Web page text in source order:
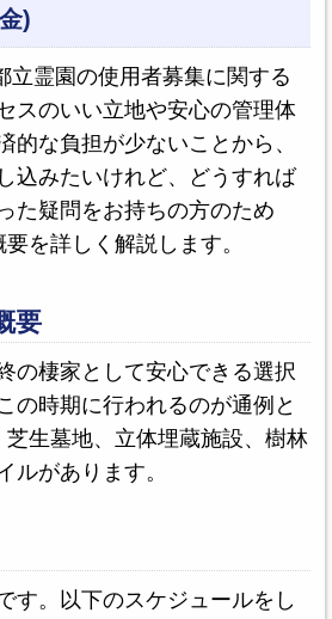
)
霊園の使用者募集に関する
スのいい立地や安心の管理体
な負担が少ないことから、
込みたいけれど、どうすれば
た疑問をお持ちの方のため
を詳しく解説します。
要
の棲家として安心できる選択
の時期に行われるのが通例と
生墓地、立体埋蔵施設、樹林
ルがあります。
す。以下のスケジュールをし